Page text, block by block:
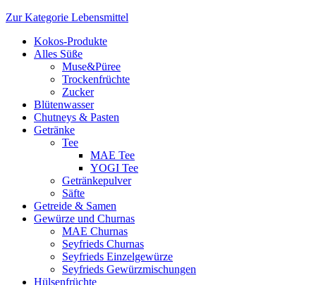
Zur Kategorie Lebensmittel
Kokos-Produkte
Alles Süße
Muse&Püree
Trockenfrüchte
Zucker
Blütenwasser
Chutneys & Pasten
Getränke
Tee
MAE Tee
YOGI Tee
Getränkepulver
Säfte
Getreide & Samen
Gewürze und Churnas
MAE Churnas
Seyfrieds Churnas
Seyfrieds Einzelgewürze
Seyfrieds Gewürzmischungen
Hülsenfrüchte